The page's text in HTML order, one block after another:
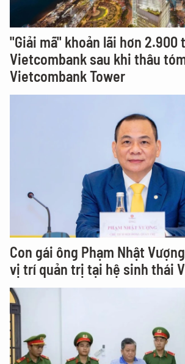
"Giải mã" khoản lãi hơn 2.900
Vietcombank sau khi thâu
Vietcombank Tower
Con gái ông Phạm Nhật
vị trí quản trị tại hệ sinh thái